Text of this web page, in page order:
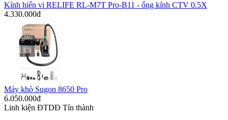
Kính hiển vi RELIFE RL-M7T Pro-B11 - ống kính CTV 0.5X
4.330.000đ
Máy khò Sugon 8650 Pro
6.050.000đ
Linh kiện ĐTDĐ Tín thành